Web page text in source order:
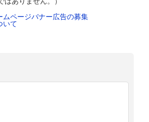
ムページバナー広告の募集
いて